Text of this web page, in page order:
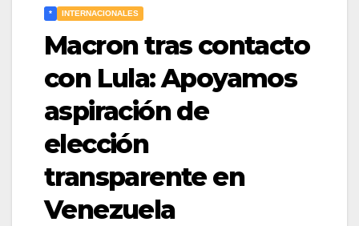
* INTERNACIONALES
Macron tras contacto
con Lula: Apoyamos
aspiración de
elección
transparente en
Venezuela